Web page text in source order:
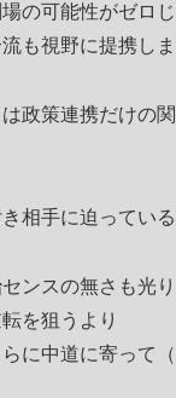
場の可能性がゼロ
も視野に提携しま
は政策連携だけの
相手に迫っている
ンスの無さも光り
を狙うより
に中道に寄って